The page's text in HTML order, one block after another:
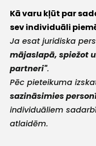
Kā varu kļūt par
sev individuāli
Ja esat juridiska
mājaslapā, spiežot
partneri".
Pēc pieteikuma
sazināsimies
individuāliem
atlaidēm.